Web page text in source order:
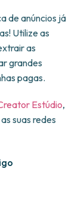
de anúncios já
Utilize as
as
grandes
pagas.
Estúdio,
suas redes